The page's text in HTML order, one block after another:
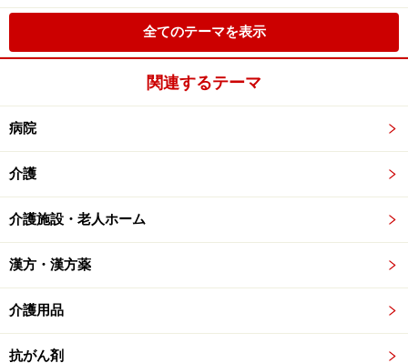
全てのテーマを表示
関連するテーマ
病院
介護
介護施設・老人ホーム
漢方・漢方薬
介護用品
抗がん剤